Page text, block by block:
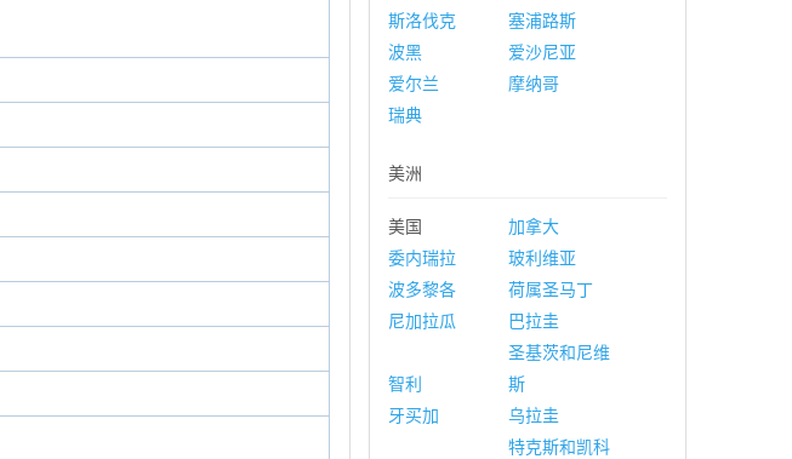
斯洛伐克
塞浦路斯
波黑
爱沙尼亚
爱尔兰
摩纳哥
瑞典
美洲
美国
加拿大
委内瑞拉
玻利维亚
波多黎各
荷属圣马丁
尼加拉瓜
巴拉圭
智利
圣基茨和尼维
斯
牙买加
乌拉圭
特克斯和凯科